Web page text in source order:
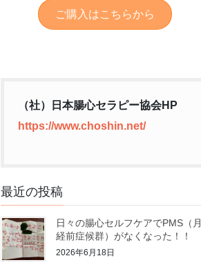
ご購入はこちらから
（社）日本腸心セラピー協会HP
https://www.choshin.net/
最近の投稿
日々の腸心セルフケアでPMS（月
経前症候群）がなくなった！！
2026年6月18日